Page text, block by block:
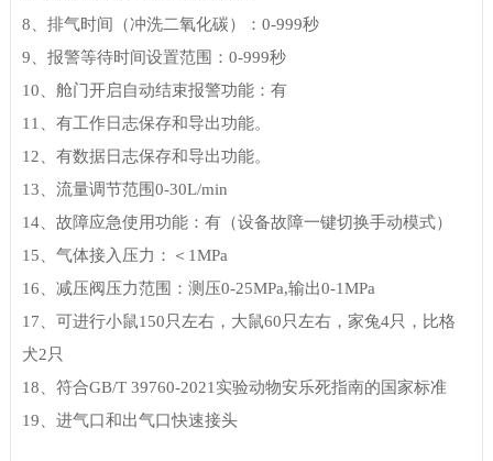
8、排气时间（冲洗二氧化碳）：0-999秒
9、报警等待时间设置范围：0-999秒
10、舱门开启自动结束报警功能：有
11、有工作日志保存和导出功能。
12、有数据日志保存和导出功能。
13、流量调节范围0-30L/min
14、故障应急使用功能：有（设备故障一键切换手动模式）
15
气体接入压力：＜1MPa
16
减压阀压力范围：测压0-25MPa,输出0-1MPa
17
可进行小鼠150只左右，大鼠60只左右，家兔4只，比格
犬2只
18
符合GB/T 39760-2021实验动物安乐死指南的国家标准
19
进气口和出气口快速接头